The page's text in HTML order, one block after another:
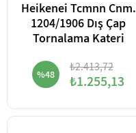
Heikenei Tcmnn Cnm.
1204/1906 Dış Çap
Tornalama Kateri
%48 ₺2.413,72
₺1.255,13